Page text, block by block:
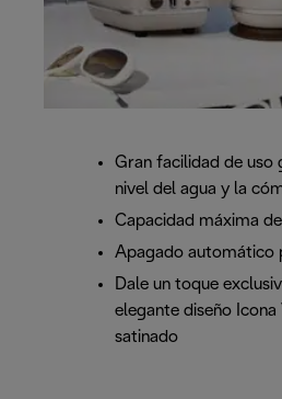
Gran facilidad de uso
nivel del agua y la
Capacidad máxima
Apagado automático
Dale un toque
elegante diseño
satinado